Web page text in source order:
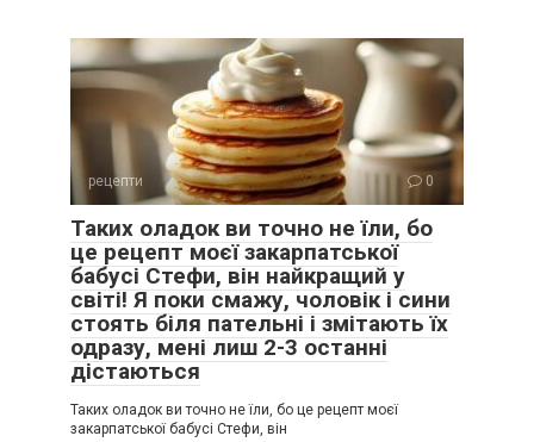
рецепти 0
Таких оладок ви точно не їли, бо
це рецепт моєї закарпатської
бабусі Стефи, він найкращий у
світі! Я поки смажу, чоловік і сини
стоять біля пательні і змітають їх
одразу, мені лиш 2-3 останні
дістаються
Таких оладок ви точно не їли, бо це рецепт моєї
закарпатської бабусі Стефи, він